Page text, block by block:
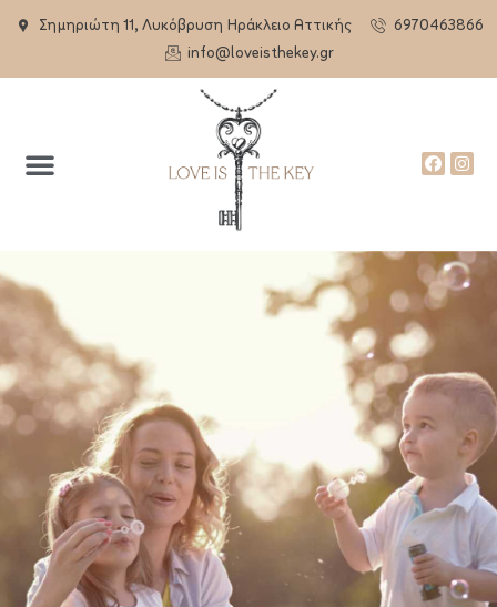
Σημηριώτη 11, Λυκόβρυση Ηράκλειο Αττικής
6970463866
info@loveisthekey.gr